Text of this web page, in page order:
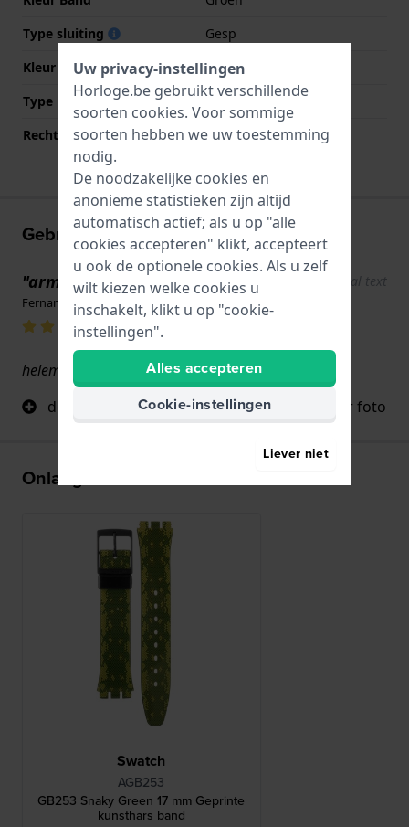
Type sluiting
Gesp
Kleur sluiting
Zwart
Type Bevestiging
Stalen pennen
Rechte aanzet
Nee
Gebruikerservaringen
"armbandkwaliteit" Show original text
Fernando Rossi · 31 januari 2026
helemaal
de armband komt precies overeen met haar foto
Onlangs bekeken
Swatch
AGB253
GB253 Snaky Green 17 mm Geprinte
kunsthars band
Uw privacy-instellingen
Horloge.be gebruikt verschillende
soorten cookies. Voor sommige
soorten hebben we uw toestemming
nodig.
De noodzakelijke cookies en
anonieme statistieken zijn altijd
automatisch actief; als u op "alle
cookies accepteren" klikt, accepteert
u ook de optionele cookies. Als u zelf
wilt kiezen welke cookies u
inschakelt, klikt u op "cookie-
instellingen".
Alles accepteren
Cookie-instellingen
Liever niet